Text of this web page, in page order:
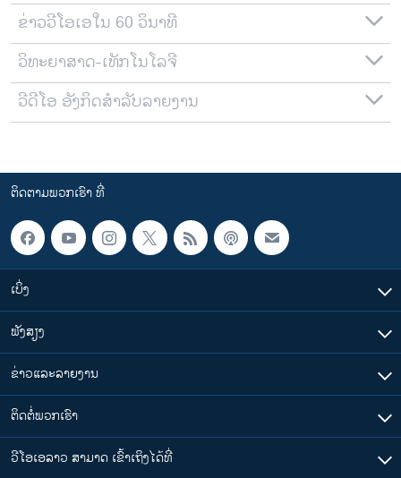
ຂ່າວວີໂອເອໃນ 60 ວິນາທີ
ວິທະຍາສາດ-ເທັກໂນໂລຈີ
ວີດີໂອ ອັງກິດສຳລັບລາຍງານ
ຕິດຕາມພວກເຮົາ ທີ່
ເບິ່ງ
ຟັງສຽງ
ຂ່າວແລະລາຍງານ
ຕິດຕໍ່ພວກເຮົາ
ວີໂອເອລາວ ສາມາດ ເຂົ້າເຖິງໄດ້ທີ່